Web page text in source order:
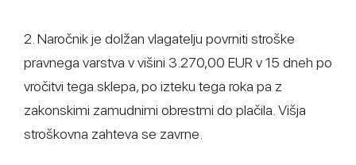
2. Naročnik je dolžan vlagatelju povrniti stroške
pravnega varstva v višini 3.270,00 EUR v 15 dneh po
vročitvi tega sklepa, po izteku tega roka pa z
zakonskimi zamudnimi obrestmi do plačila. Višja
stroškovna zahteva se zavrne.